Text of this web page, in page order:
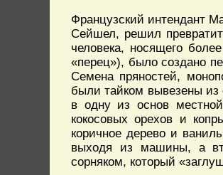
Французский интендант
Сейшел, решил
человека, носящего
«перец»), было создано
Семена пряностей,
были тайком вывезены
в одну из основ
кокосовых орехов и
коричное дерево и
выходя из машины, а
сорняком, который